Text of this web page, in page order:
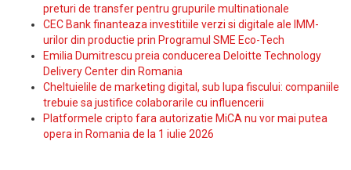
preturi de transfer pentru grupurile multinationale
CEC Bank finanteaza investitiile verzi si digitale ale IMM-
urilor din productie prin Programul SME Eco-Tech
Emilia Dumitrescu preia conducerea Deloitte Technology
Delivery Center din Romania
Cheltuielile de marketing digital, sub lupa fiscului: companiile
trebuie sa justifice colaborarile cu influencerii
Platformele cripto fara autorizatie MiCA nu vor mai putea
opera in Romania de la 1 iulie 2026